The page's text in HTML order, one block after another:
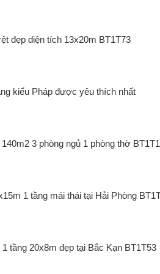
đẹp diện tích 13x20m BT1T73
kiểu Pháp được yêu thích nhất
3 phòng ngủ 1 phòng thờ
1 tầng mái thái tại Hải Phòng
tầng 20x8m đẹp tại Bắc Kạn BT1T53